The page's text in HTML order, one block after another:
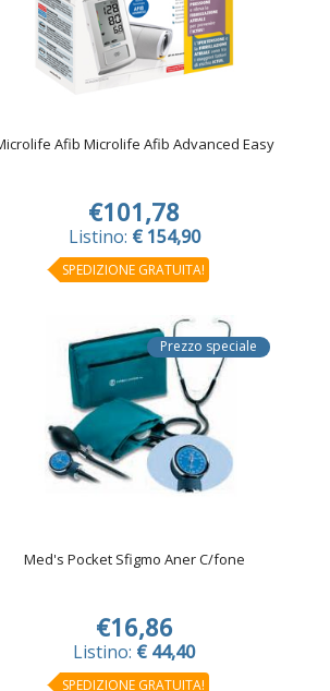
Afib Microlife Afib Advanced Easy
€101,78
Listino: € 154,90
SPEDIZIONE GRATUITA!
Prezzo speciale
Med's Pocket Sfigmo Aner C/fone
€16,86
Listino: € 44,40
SPEDIZIONE GRATUITA!